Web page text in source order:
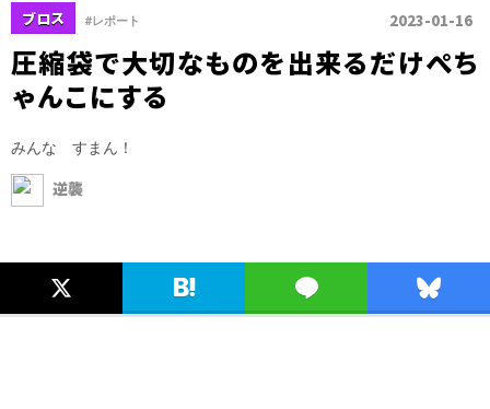
ブロス #レポート 2023-01-16
圧縮袋で大切なものを出来るだけぺち
ゃんこにする
みんな すまん！
逆襲